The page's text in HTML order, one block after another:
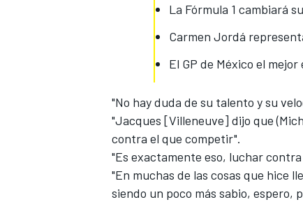
La Fórmula 1 cambiará
Carmen Jordá
El GP de México el
"No hay duda de su talento y su
"Jacques [Villeneuve] dijo que
contra el que competir".
"Es exactamente eso, luchar
"En muchas de las cosas que hice
siendo un poco más sabio, espero,